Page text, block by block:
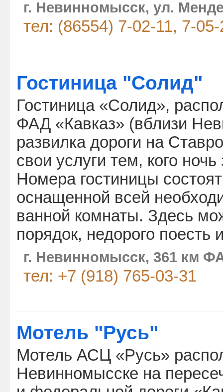
г. Невинномысск, ул.
тел: (86554) 7-02-11, 7-
Гостиница "Солид"
Гостиница «Солид»,
ФАД «Кавказ» (вблизи
развилка дороги на
свои услуги тем, кого
Номера гостиницы
оснащенной всей
ванной комнаты. Здесь
порядок, недорого поесть
г. Невинномысск, 361 км
тел: +7 (918) 765-03-31
Мотель "Русь"
Мотель АСЦ «Русь»
Невинномысске на